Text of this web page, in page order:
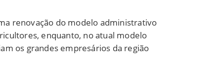
renovação do modelo administrativo
enquanto, no atual modelo
os grandes empresários da região